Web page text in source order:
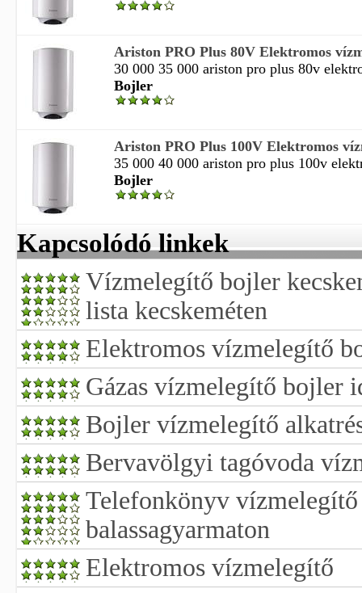
Ariston PRO Plus 80V Elektromos
30 000 35 000 ariston pro plus 80v
Bojler
Ariston PRO Plus 100V Elektromos
35 000 40 000 ariston pro plus 100v
Bojler
Kapcsolódó linkek
Vízmelegítő bojler
lista kecskeméten
Elektromos vízmelegítő
Gázas vízmelegítő bojler
Bojler vízmelegítő
Bervavölgyi tagóvoda
Telefonkönyv
balassagyarmaton
Elektromos vízmelegítő